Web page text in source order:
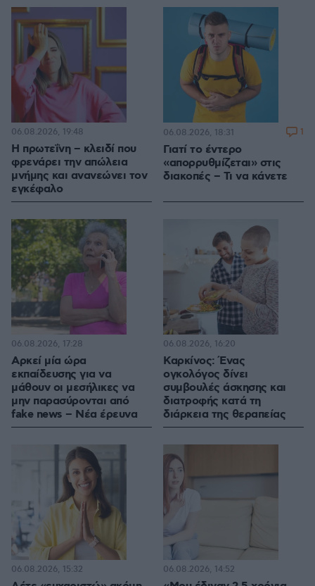
Η πρωτεΐνη – κλειδί που
φρενάρει την απώλεια
μνήμης και ανανεώνει τον
εγκέφαλο
06.08.2026, 19:48
Γιατί το έντερο
«απορρυθμίζεται» στις
διακοπές – Τι να κάνετε
06.08.2026, 18:31 1
Αρκεί μία ώρα
εκπαίδευσης για να
μάθουν οι μεσήλικες να
μην παρασύρονται από
fake news – Νέα έρευνα
06.08.2026, 17:28
Καρκίνος: Ένας
ογκολόγος δίνει
συμβουλές άσκησης και
διατροφής κατά τη
διάρκεια της θεραπείας
06.08.2026, 16:20
06.08.2026, 15:32 06.08.2026, 14:52